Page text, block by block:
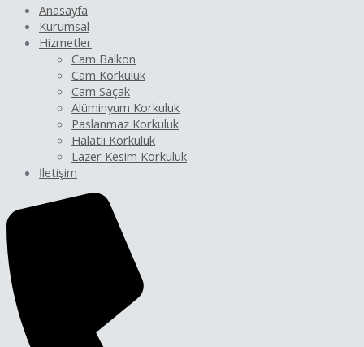
Anasayfa
Kurumsal
Hizmetler
Cam Balkon
Cam Korkuluk
Cam Saçak
Alüminyum Korkuluk
Paslanmaz Korkuluk
Halatlı Korkuluk
Lazer Kesim Korkuluk
İletişim